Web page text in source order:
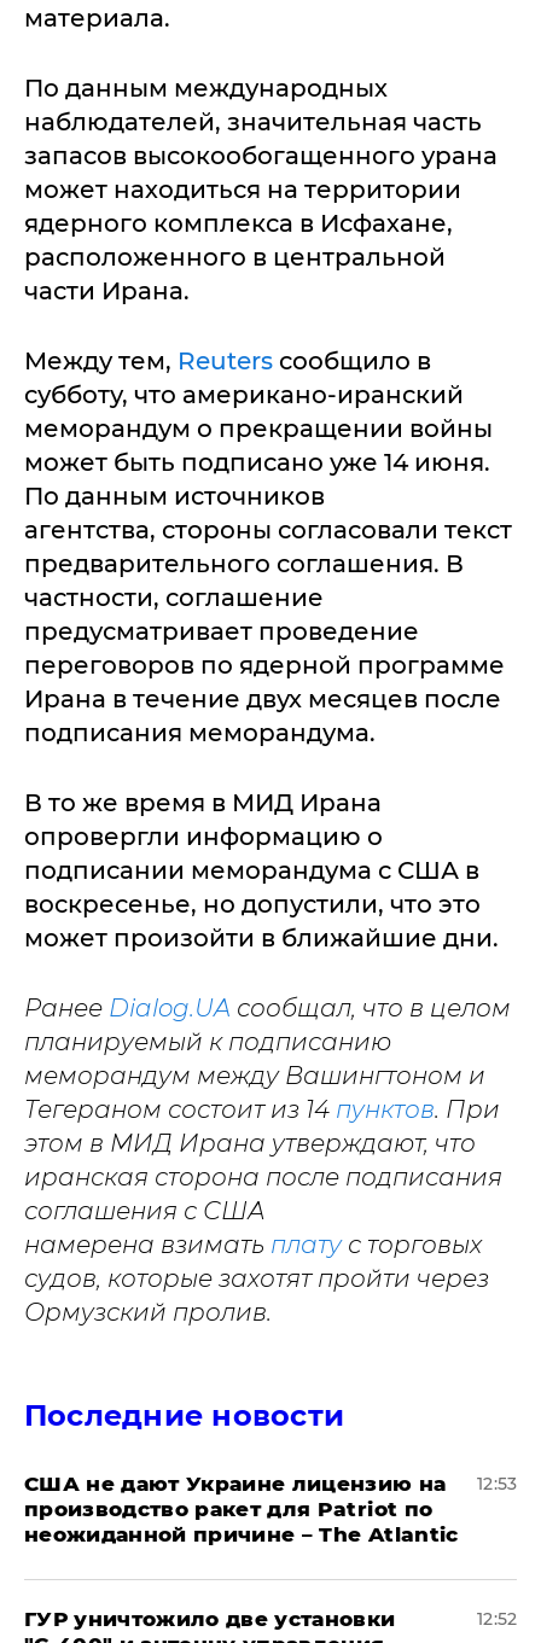
материала.
По данным международных
наблюдателей, значительная часть
запасов высокообогащенного урана
может находиться на территории
ядерного комплекса в Исфахане,
расположенного в центральной
части Ирана.
Между тем, Reuters сообщило в
субботу, что американо-иранский
меморандум о прекращении войны
может быть подписано уже 14 июня.
По данным источников
агентства, стороны согласовали текст
предварительного соглашения. В
частности, соглашение
предусматривает проведение
переговоров по ядерной программе
Ирана в течение двух месяцев после
подписания меморандума.
В то же время в МИД Ирана
опровергли информацию о
подписании меморандума с США в
воскресенье, но допустили, что это
может произойти в ближайшие дни.
Ранее Dialog.UA сообщал, что в целом
планируемый к подписанию
меморандум между Вашингтоном и
Тегераном состоит из 14 пунктов. При
этом в МИД Ирана утверждают, что
иранская сторона после подписания
соглашения с США
намерена взимать платус торговых
судов, которые захотят пройти через
Ормузский пролив.
Последние новости
США не дают Украине лицензию на
производство ракет для Patriot по
неожиданной причине – The Atlantic
12:53
ГУР уничтожило две установки
12:52